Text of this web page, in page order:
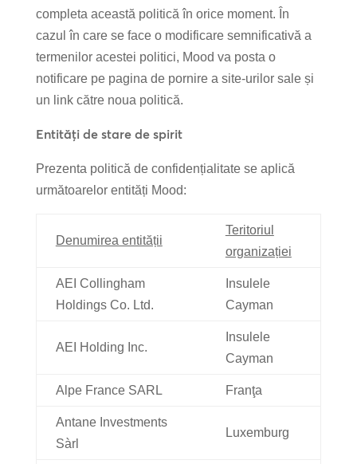
completa această politică în orice moment. În
cazul în care se face o modificare semnificativă a
termenilor acestei politici, Mood va posta o
notificare pe pagina de pornire a site-urilor sale și
un link către noua politică.
Entități de stare de spirit
Prezenta politică de confidențialitate se aplică
următoarelor entități Mood:
Denumirea entității
Teritoriul
organizației
AEI Collingham
Holdings Co. Ltd.
Insulele
Cayman
AEI Holding Inc.
Insulele
Cayman
Alpe France SARL Franţa
Antane Investments
Sàrl
Luxemburg